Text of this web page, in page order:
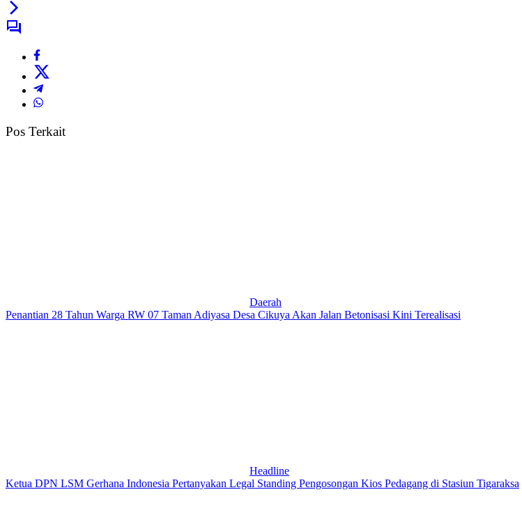
Pos Terkait
Daerah
Penantian 28 Tahun Warga RW 07 Taman Adiyasa Desa Cikuya Akan Jalan Betonisasi Kini Terealisasi
Headline
Ketua DPN LSM Gerhana Indonesia Pertanyakan Legal Standing Pengosongan Kios Pedagang di Stasiun Tigaraksa